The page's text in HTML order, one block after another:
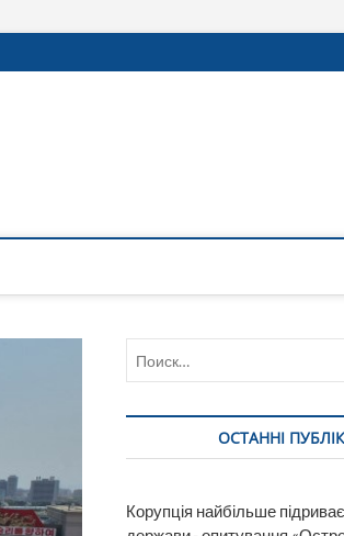
ОСТАННІ
Корупція найбільше